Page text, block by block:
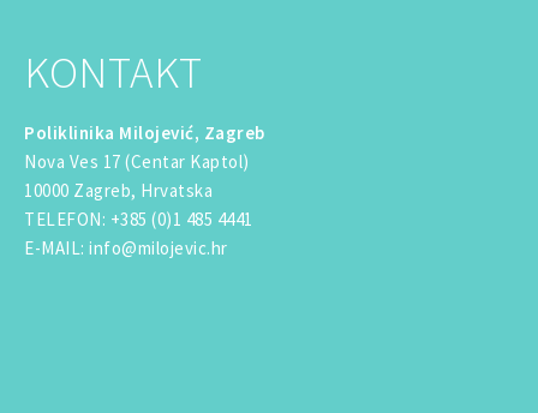
KONTAKT
Poliklinika Milojević, Zagreb
Nova Ves 17 (Centar Kaptol)
10000 Zagreb, Hrvatska
TELEFON: +385 (0)1 485 4441
E-MAIL: info@milojevic.hr